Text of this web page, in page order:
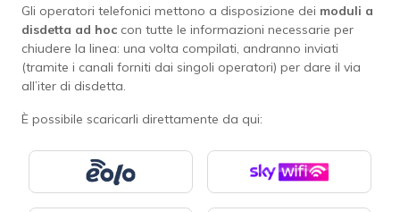
Gli operatori telefonici mettono a disposizione dei moduli a
disdetta ad hoc con tutte le informazioni necessarie per
chiudere la linea: una volta compilati, andranno inviati
(tramite i canali forniti dai singoli operatori) per dare il via
all’iter di disdetta.
È possibile scaricarli direttamente da qui: